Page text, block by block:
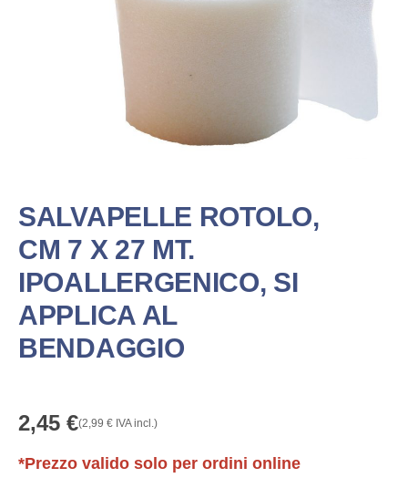
SALVAPELLE ROTOLO,
CM 7 X 27 MT.
IPOALLERGENICO, SI
APPLICA AL
BENDAGGIO
2,45 €(2,99 € IVA incl.)
*Prezzo valido solo per ordini online